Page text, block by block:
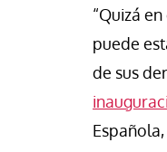
“Quizá
puede
de sus
urgente para
menores migrantes